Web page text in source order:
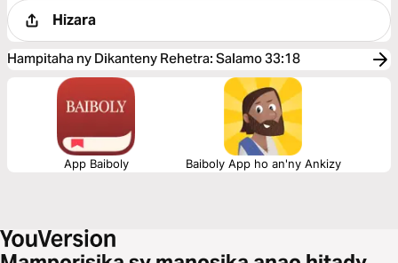
Hizara
Hampitaha ny Dikanteny Rehetra: Salamo 33:18
App Baiboly Baiboly App ho an'ny Ankizy